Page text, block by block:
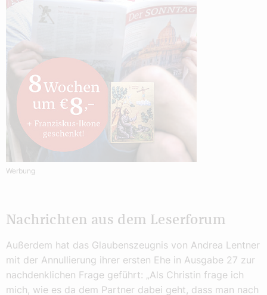
Werbung
Nachrichten aus dem Leserforum
Außerdem hat das Glaubenszeugnis von Andrea Lentner
mit der Annullierung ihrer ersten Ehe in Ausgabe 27 zur
nachdenklichen Frage geführt: „Als Christin frage ich
mich, wie es da dem Partner dabei geht, dass man nach